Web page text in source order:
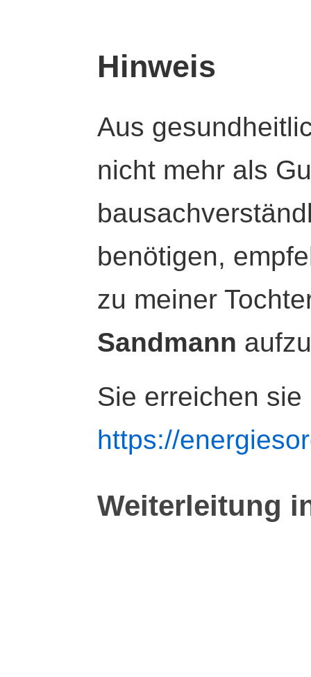
Hinweis
Aus
nicht mehr als
benötigen,
zu meiner
Sandmann
Sie erreichen sie
https://
Weiterleitung